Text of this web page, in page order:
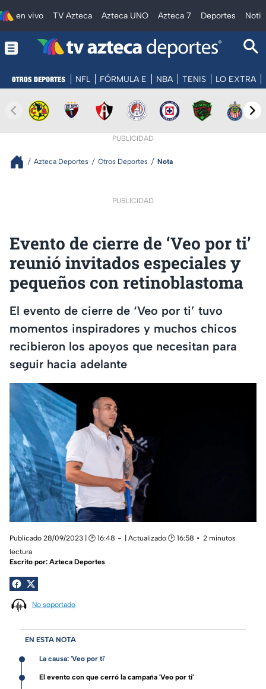
en vivo TV Azteca Azteca UNO Azteca 7 Deportes
NFL FÓRMULA E NBA TENIS LO EXTRA
PUBLICIDAD
Azteca Deportes Otros Deportes Nota
PUBLICIDAD
Evento de cierre de ‘Veo por ti’
reunió invitados especiales y
pequeños con retinoblastoma
El evento de cierre de ‘Veo por ti’ tuvo
momentos inspiradores y muchos chicos
recibieron los apoyos que necesitan para
seguir hacia adelante
Publicado 28/09/2023 | 🕑 16:48 | Actualizado 🕑 16:58
2 minutos
lectura
Escrito por: Azteca Deportes
No soportado
EN ESTA NOTA
La causa: 'Veo por ti'
El evento con que cerró la campaña 'Veo por ti'